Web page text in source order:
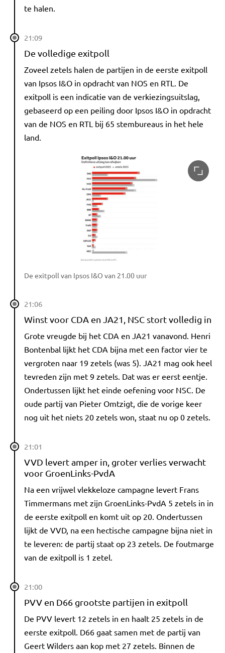
te halen.
21:09
De volledige exitpoll
Zoveel zetels halen de partijen in de eerste exitpoll
van Ipsos I&O in opdracht van NOS en RTL. De
exitpoll is een indicatie van de verkiezingsuitslag,
gebaseerd op een peiling door Ipsos I&O in opdracht
van de NOS en RTL bij 65 stembureaus in het hele
land.
De exitpoll van Ipsos I&O van 21.00 uur
21:06
Winst voor CDA en JA21, NSC stort volledig in
Grote vreugde bij het CDA en JA21 vanavond. Henri
Bontenbal lijkt het CDA bijna met een factor vier te
vergroten naar 19 zetels (was 5). JA21 mag ook heel
tevreden zijn met 9 zetels. Dat was er eerst eentje.
Ondertussen lijkt het einde oefening voor NSC. De
oude partij van Pieter Omtzigt, die de vorige keer
nog uit het niets 20 zetels won, staat nu op 0 zetels.
21:01
VVD levert amper in, groter verlies verwacht
voor GroenLinks-PvdA
Na een vrijwel vlekkeloze campagne levert Frans
Timmermans met zijn GroenLinks-PvdA 5 zetels in in
de eerste exitpoll en komt uit op 20. Ondertussen
lijkt de VVD, na een hectische campagne bijna niet in
te leveren: de partij staat op 23 zetels. De foutmarge
van de exitpoll is 1 zetel.
21:00
PVV en D66 grootste partijen in exitpoll
De PVV levert 12 zetels in en haalt 25 zetels in de
eerste exitpoll. D66 gaat samen met de partij van
Geert Wilders aan kop met 27 zetels. Binnen de